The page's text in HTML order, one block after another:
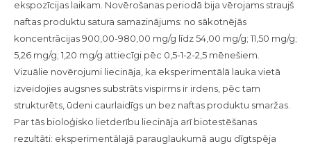
ekspozīcijas laikam. Novērošanas periodā bija vērojams straujš
naftas produktu satura samazinājums: no sākotnējās
koncentrācijas 900,00-980,00 mg/g līdz 54,00 mg/g; 11,50 mg/g;
5,26 mg/g; 1,20 mg/g attiecīgi pēc 0,5-1-2-2,5 mēnešiem.
Vizuālie novērojumi liecināja, ka eksperimentālā lauka vietā
izveidojies augsnes substrāts vispirms ir irdens, pēc tam
strukturēts, ūdeni caurlaidīgs un bez naftas produktu smaržas.
Par tās bioloģisko lietderību liecināja arī biotestēšanas
rezultāti: eksperimentālajā parauglaukumā augu dīgtspēja